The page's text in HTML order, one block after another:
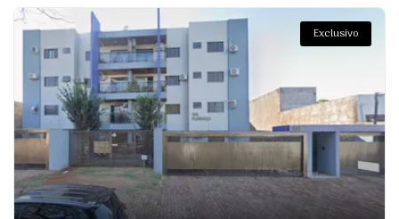
Exclusivo